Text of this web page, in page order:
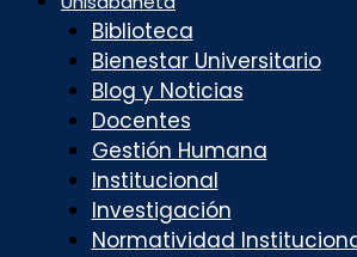
Biblioteca
Bienestar Universitario
Blog y Noticias
Docentes
Gestión Humana
Institucional
Investigación
Normatividad